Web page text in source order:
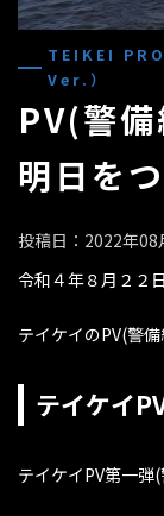
TEIKEI
Ver.）
PV(警
明日をつ
投稿日：2022年08
令和４年８月２２日
テイケイのPV(警備
テイケイ
テイケイPV第一弾(